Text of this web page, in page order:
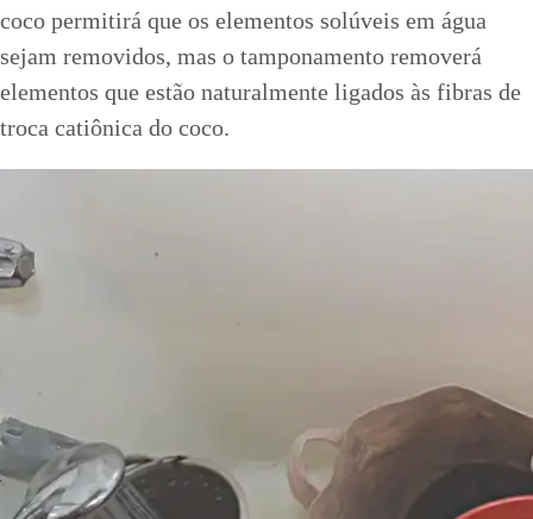
coco permitirá que os elementos solúveis em água
sejam removidos, mas o tamponamento removerá
elementos que estão naturalmente ligados às fibras de
troca catiônica do coco.